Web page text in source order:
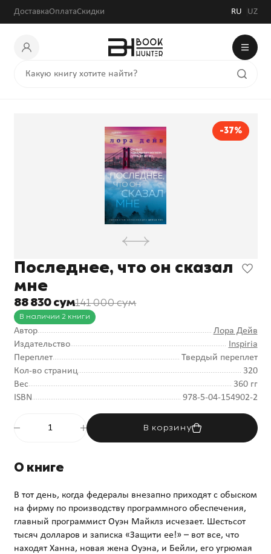
ДоставкаОплатаСкидки RU UZ
-37%
Последнее, что он сказал
мне
88 830 сум141 000 сум
В наличии 2 книги
Автор
Лора Дейв
Издательство
Inspiria
Переплет
Твердый переплет
Кол-во страниц
320
Вес
360 гг
ISBN
978-5-04-154902-2
В корзину
О книге
В тот день, когда федералы внезапно приходят с обыском
на фирму по производству программного обеспечения,
главный программист Оуэн Майклз исчезает. Шестьсот
тысяч долларов и записка «Защити ее!» – вот все, что
находят Ханна, новая жена Оуэна, и Бейли, его угрюмая